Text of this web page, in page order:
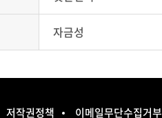
자금성
저작권정책 이메일무단수집거부